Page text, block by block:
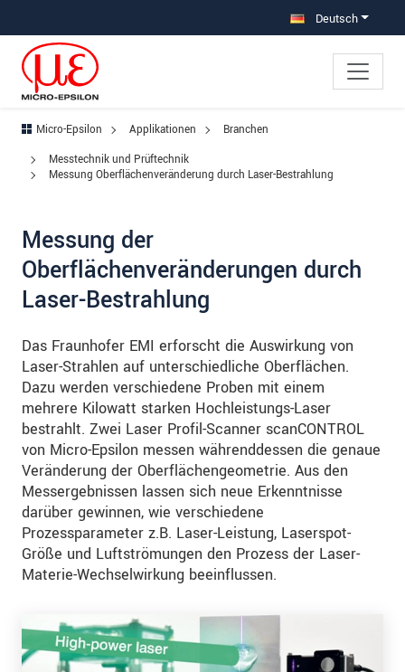
Deutsch
Micro-Epsilon Applikationen
Branchen
Messtechnik und Prüftechnik
Messung Oberflächenveränderung durch Laser-Bestrahlung
Messung der
Oberflächenveränderungen durch
Laser-Bestrahlung
Das Fraunhofer EMI erforscht die Auswirkung von
Laser-Strahlen auf unterschiedliche Oberflächen.
Dazu werden verschiedene Proben mit einem
mehrere Kilowatt starken Hochleistungs-Laser
bestrahlt. Zwei Laser Profil-Scanner scanCONTROL
von Micro-Epsilon messen währenddessen die genaue
Veränderung der Oberflächengeometrie. Aus den
Messergebnissen lassen sich neue Erkenntnisse
darüber gewinnen, wie verschiedene
Prozessparameter z.B. Laser-Leistung, Laserspot-
Größe und Luftströmungen den Prozess der Laser-
Materie-Wechselwirkung beeinflussen.